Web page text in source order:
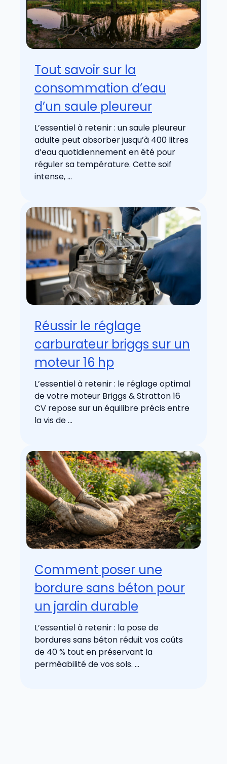
Tout savoir sur la
consommation d’eau
d’un saule pleureur
L’essentiel à retenir : un saule pleureur
adulte peut absorber jusqu’à 400 litres
d’eau quotidiennement en été pour
réguler sa température. Cette soif
intense, ...
Réussir le réglage
carburateur briggs sur un
moteur 16 hp
L’essentiel à retenir : le réglage optimal
de votre moteur Briggs & Stratton 16
CV repose sur un équilibre précis entre
la vis de ...
Comment poser une
bordure sans béton pour
un jardin durable
L’essentiel à retenir : la pose de
bordures sans béton réduit vos coûts
de 40 % tout en préservant la
perméabilité de vos sols. ...